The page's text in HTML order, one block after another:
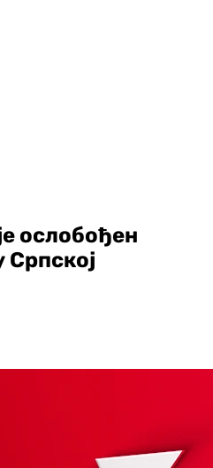
ослобођен
Српској